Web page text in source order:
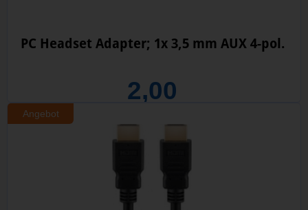
PC Headset Adapter; 1x 3,5 mm AUX 4-pol.
2,00
Angebot